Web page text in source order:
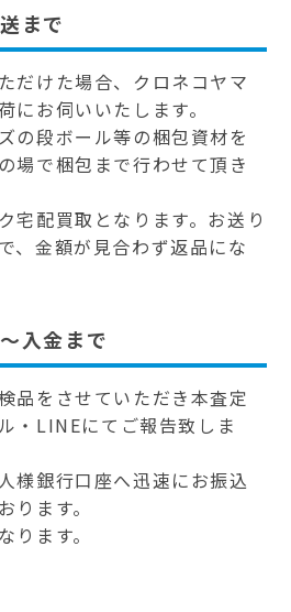
まで
だけた場合、クロネコヤマ
にお伺いいたします。
の段ボール等の梱包資材を
場で梱包まで行わせて頂き
宅配買取となります。お送り
、金額が見合わず返品にな
入金まで
品をさせていただき本査定
・LINEにてご報告致しま
様銀行口座へ迅速にお振込
ります。
ります。